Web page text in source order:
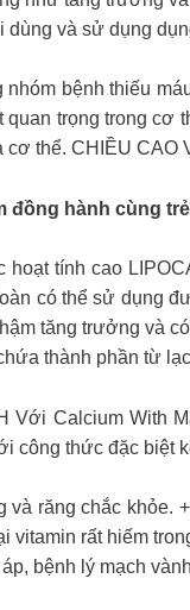
và sử dụng
bệnh thiếu
quan trọng trong
cơ thể. CHIỀU
đồng hành cùng trẻ
hoạt tính cao
có thể sử dụng
tăng trưởng và
thành phần từ
Với Calcium
công thức đặc
răng chắc khỏe.
rất hiếm
bệnh lý mạch